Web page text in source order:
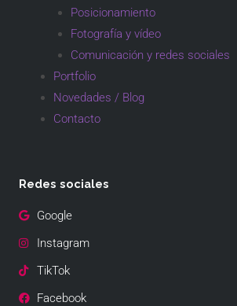
Posicionamiento
Fotografía y vídeo
Comunicación y redes sociales
Portfolio
Novedades / Blog
Contacto
Redes sociales
Google
Instagram
TikTok
Facebook